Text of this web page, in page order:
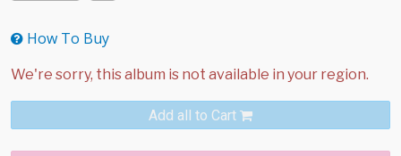
How To Buy
Add all to Cart